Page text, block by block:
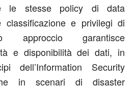
le stesse policy di data
classificazione e privilegi di
approccio garantisce
e disponibilità dei dati, in
dell’Information Security
in scenari di disaster